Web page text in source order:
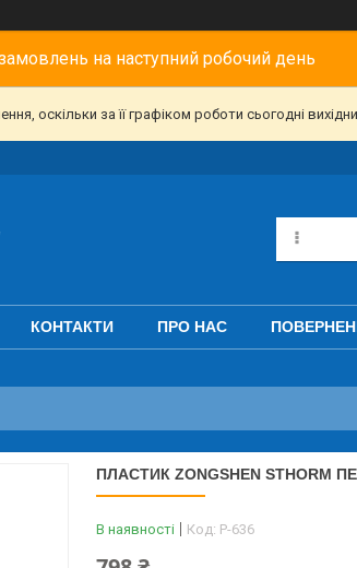
на наступний робочий день
оскільки за її графіком роботи сьогодні
КОНТАКТИ ПРО НАС
ПЛАСТИК ZONGSHEN STHORM
В наявності Код: P-636